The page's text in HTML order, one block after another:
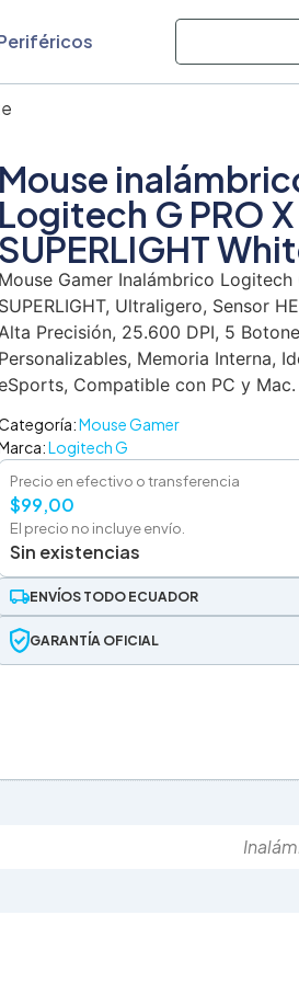
Mouse
Logitech G PRO X
SUPERLIGHT
Mouse Gamer Inalámbrico Logitech
SUPERLIGHT, Ultraligero, Sensor
Precisión, 25.600 DPI, 5
Personalizables, Memoria Interna,
Compatible con PC y Mac.
Mouse Gamer
Logitech G
Precio en efectivo o transferencia
$99,00
El precio no incluye envío.
Sin existencias
ENVÍOS TODO ECUADOR
GARANTÍA OFICIAL